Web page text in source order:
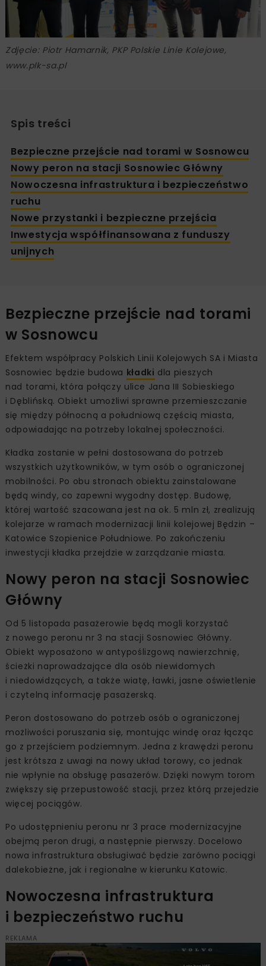
Zdjęcie: Piotr Hamarnik, PKP Polskie Linie Kolejowe,
www.plk-sa.pl
Spis treści
Bezpieczne przejście nad torami w Sosnowcu
Nowy peron na stacji Sosnowiec Główny
Nowoczesna infrastruktura i bezpieczeństwo
ruchu
Nowe przystanki i bezpieczne przejścia
Inwestycja współfinansowana z funduszy
unijnych
Bezpieczne przejście nad torami
w Sosnowcu
Efektem współpracy Polskich Linii Kolejowych SA i Miasta
Sosnowiec będzie budowa kładki dla pieszych
nad torami, która połączy ulice Jana III Sobieskiego
i Dęblińską. Obiekt umożliwi sprawne przemieszczanie
się między północną a południową częścią miasta,
odpowiadając na potrzeby lokalnej społeczności.
Kładka zostanie w pełni dostosowana do potrzeb
wszystkich użytkowników, w tym osób o ograniczonej
mobilności. Po obu stronach obiektu zainstalowane
będą windy, co zapewni wygodny dostęp. Budowę,
której wartość szacowana jest na ok. 5 mln zł, zrealizują
kolejarze w ramach modernizacji linii kolejowej Będzin –
Katowice Szopienice Południowe. Po zakończeniu
inwestycji kładka przejdzie w zarządzanie miasta.
Nowy peron na stacji Sosnowiec
Główny
Od 5 listopada pasażerowie będą mogli korzystać
z nowego peronu nr 3 na stacji Sosnowiec Główny.
Obiekt wyposażono w antypoślizgową nawierzchnię,
ścieżki naprowadzające dla osób niewidomych
i niedowidzących, a także wiatę, ławki, jasne oświetlenie
i czytelną informację pasażerską.
Peron dostosowano do potrzeb osób o ograniczonej
możliwości poruszania się, montując windę oraz łącząc
go z przejściem podziemnym. Jedna z krawędzi peronu
jest krótsza z uwagi na nowy układ torowy, co jednak
nie wpłynie na obsługę pasażerów. Dzięki nowym torom
zwiększy się przepustowość stacji, przez którą przejedzie
więcej pociągów.
Po udostępnieniu peronu nr 3 prace modernizacyjne
obejmą peron drugi, a następnie pierwszy. Docelowo
nowa infrastruktura obsługiwać będzie zarówno pociągi
dalekobieżne, jak i regionalne w kierunku Katowic.
Nowoczesna infrastruktura
i bezpieczeństwo ruchu
REKLAMA